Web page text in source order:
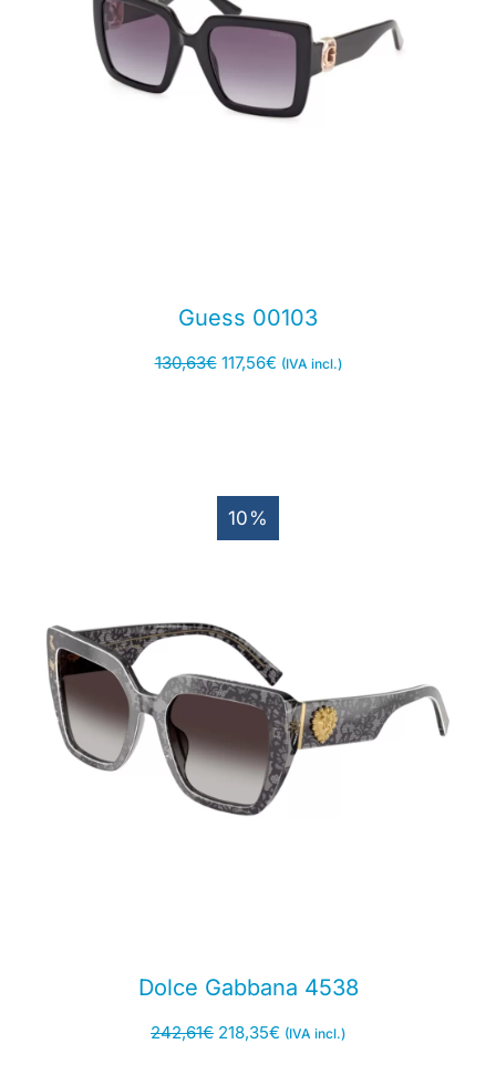
Guess 00103
130,63€ 117,56€ (IVA incl.)
10%
Dolce Gabbana 4538
242,61€ 218,35€ (IVA incl.)